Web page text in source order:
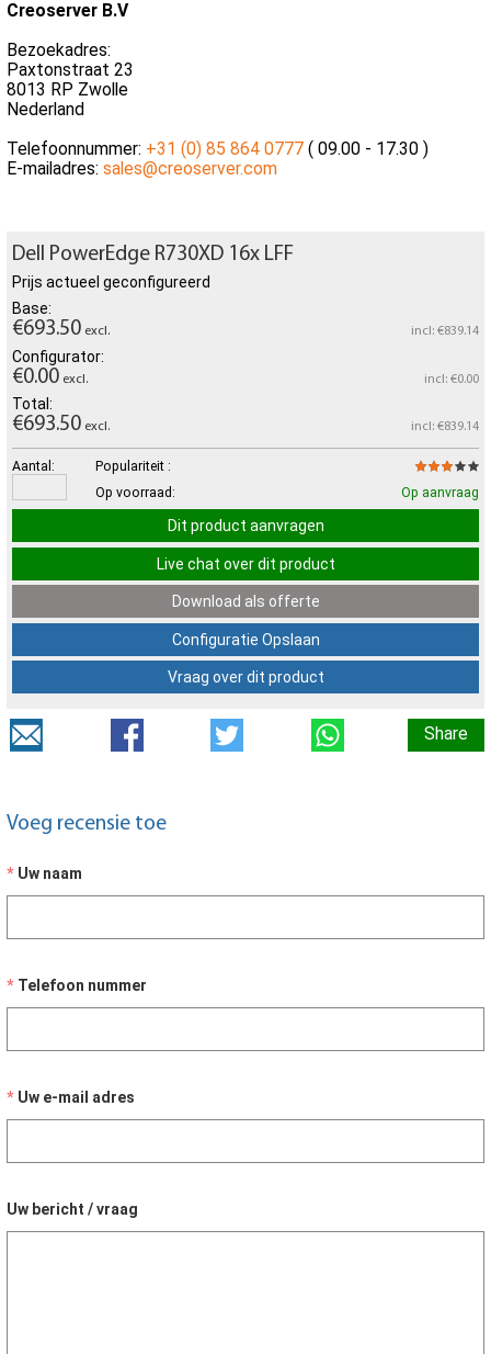
Creoserver B.V
Bezoekadres:
Paxtonstraat 23
8013 RP Zwolle
Nederland
Telefoonnummer: +31 (0) 85 864 0777 ( 09.00 - 17.30 )
E-mailadres: sales@creoserver.com
Dell PowerEdge R730XD 16x LFF
Prijs actueel geconfigureerd
Base:
€693.50 excl. incl: €839.14
Configurator:
€0.00 excl. incl: €0.00
Total:
€693.50 excl. incl: €839.14
Aantal:
Populariteit :
Op voorraad:
Op aanvraag
Dit product aanvragen
Live chat over dit product
Download als offerte
Configuratie Opslaan
Vraag over dit product
Share
Voeg recensie toe
Uw naam
Telefoon nummer
Uw e-mail adres
Uw bericht / vraag